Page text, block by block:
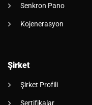
Senkron Pano
Kojenerasyon
Şirket
Şirket Profili
Sertifikalar